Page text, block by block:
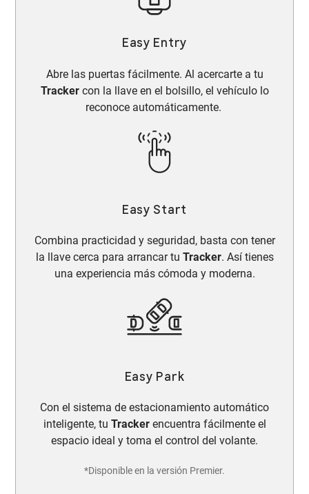
Easy Entry
Abre las puertas fácilmente. Al acercarte a tu
Tracker con la llave en el bolsillo, el vehículo lo
reconoce automáticamente.
Easy Start​
Combina practicidad y seguridad, basta con tener
la llave cerca para arrancar tu Tracker. Así tienes
una experiencia más cómoda y moderna.
Easy Park
Con el sistema de estacionamiento automático
inteligente, tu Tracker encuentra fácilmente el
espacio ideal y toma el control del volante.
*Disponible en la versión Premier.